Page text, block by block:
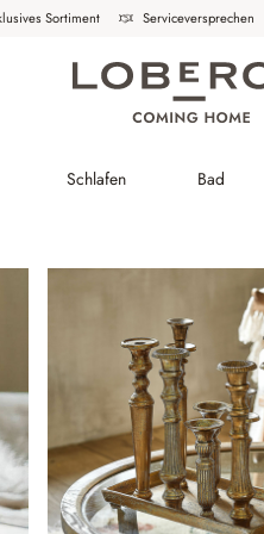
Sortiment Serviceversprechen
Schlafen Bad